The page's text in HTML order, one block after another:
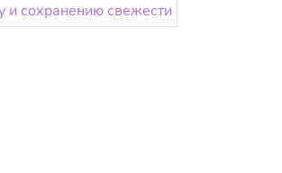
и сохранению свежести